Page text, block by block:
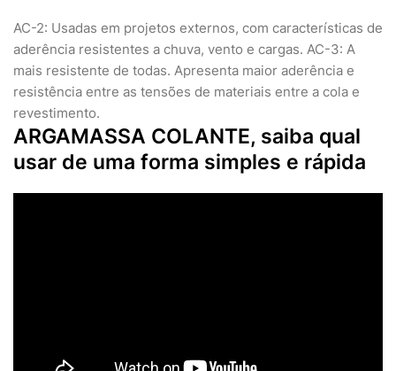
AC-2: Usadas em projetos externos, com características de
aderência resistentes a chuva, vento e cargas. AC-3: A
mais resistente de todas. Apresenta maior aderência e
resistência entre as tensões de materiais entre a cola e
revestimento.
ARGAMASSA COLANTE, saiba qual
usar de uma forma simples e rápida